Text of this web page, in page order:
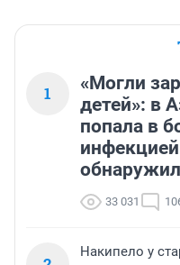
1
«Могли
детей»: в
попала в
33 031
Накипело у